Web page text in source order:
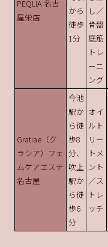
PEQLIA 名古
屋栄店
から
徒歩
1分
し／
骨盤
底筋
トレ
ーニ
ング
Gratiae（グ
ラシア）フェ
ムケアエステ
名古屋
今池
駅か
ら徒
歩8
分、
吹上
駅か
ら徒
歩6
分
オイ
ルト
リー
トメ
ント
／ス
トレ
ッチ